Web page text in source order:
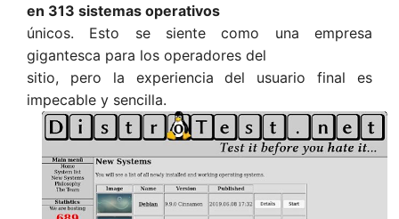
en 313 sistemas operativos
únicos. Esto se siente como una empresa
gigantesca para los operadores del
sitio, pero la experiencia del usuario final es
impecable y sencilla.